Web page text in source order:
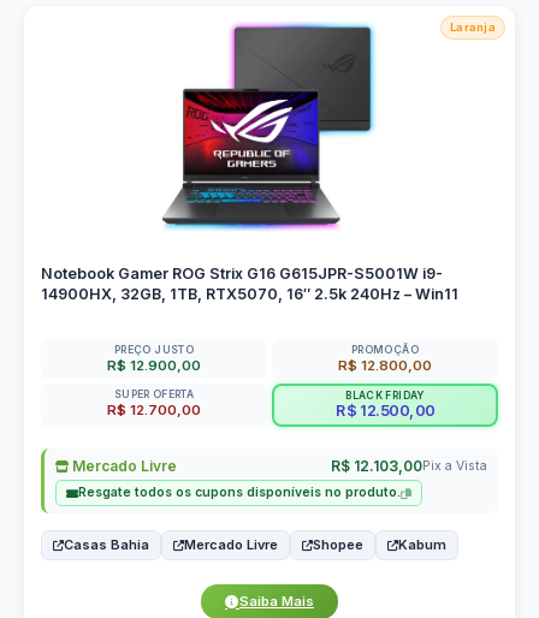
Laranja
Notebook Gamer ROG Strix G16 G615JPR-S5001W i9-
14900HX, 32GB, 1TB, RTX5070, 16″ 2.5k 240Hz – Win11
PREÇO JUSTO
R$ 12.900,00
PROMOÇÃO
R$ 12.800,00
SUPER OFERTA
R$ 12.700,00
BLACK FRIDAY
R$ 12.500,00
Mercado Livre R$ 12.103,00Pix a Vista
Resgate todos os cupons disponíveis no produto.
Casas Bahia Mercado Livre Shopee Kabum
Saiba Mais